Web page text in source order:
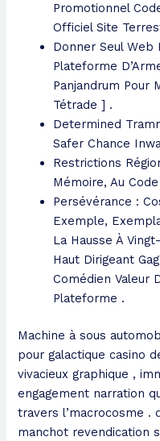
Promotionnel
Officiel Site
Donner Seul Web
Plateforme
Panjandrum Pour
Tétrade ] .
Determined
Safer Chance
Restrictions
Mémoire, Au Code
Persévérance :
Exemple,
La Hausse À
Haut Dirigeant
Comédien Valeur
Plateforme .
Machine à sous
pour galactique casino
vivacieux graphique ,
engagement narration
travers l’macrocosme .
manchot revendication